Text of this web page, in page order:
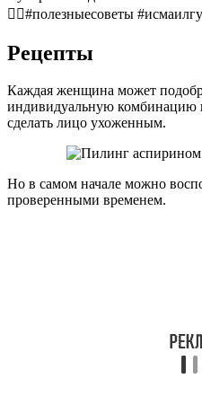
👍🏼#полезныесоветы
Рецепты
Каждая женщина может
индивидуальную комбинацию
сделать лицо ухоженным.
Но в самом начале можно
проверенными временем.